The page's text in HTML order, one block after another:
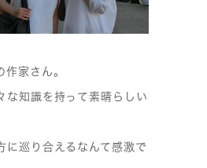
作家さん。
な知識を持って素晴らしい
に巡り合えるなんて感激で